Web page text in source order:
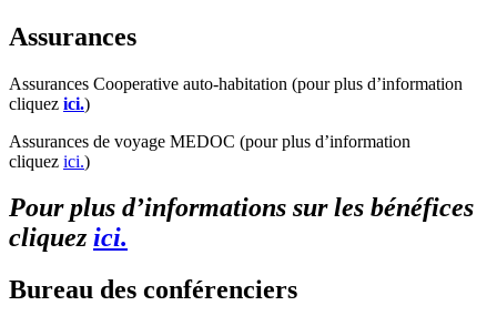
Assurances
Assurances Cooperative auto-habitation (pour plus d’information
cliquez ici.)
Assurances de voyage MEDOC (pour plus d’information
cliquez ici.)
Pour plus d’informations sur les bénéfices
cliquezici.
Bureau des conférenciers